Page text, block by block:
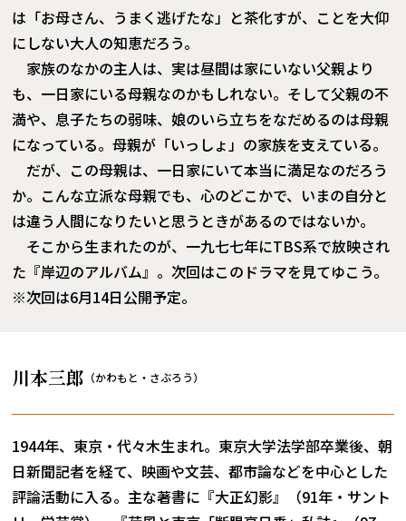
は「お母さん、うまく逃げたな」と茶化すが、ことを大仰
にしない大人の知恵だろう。
家族のなかの主人は、実は昼間は家にいない父親より
も、一日家にいる母親なのかもしれない。そして父親の不
満や、息子たちの弱味、娘のいら立ちをなだめるのは母親
になっている。母親が「いっしょ」の家族を支えている。
だが、この母親は、一日家にいて本当に満足なのだろう
か。こんな立派な母親でも、心のどこかで、いまの自分と
は違う人間になりたいと思うときがあるのではないか。
そこから生まれたのが、一九七七年にTBS系で放映され
た『岸辺のアルバム』。次回はこのドラマを見てゆこう。
※次回は6月14日公開予定。
川本三郎 （かわもと・さぶろう）
1944年、東京・代々木生まれ。東京大学法学部卒業後、朝
日新聞記者を経て、映画や文芸、都市論などを中心とした
評論活動に入る。主な著書に『大正幻影』（91年・サント